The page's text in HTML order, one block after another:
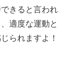
きると言われ
適度な運動と
られますよ！